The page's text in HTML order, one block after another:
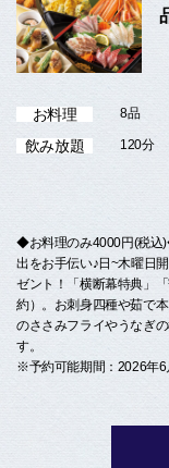
お料理 8品
飲み放題 120分
◆お料理のみ4000円(税込
出をお手伝い♪日~木曜日
ゼント！「横断幕特典」
約）。お刺身四種や茹で
のささみフライやうなぎ
す。
※予約可能期間：2026年6